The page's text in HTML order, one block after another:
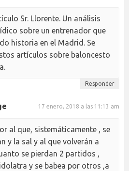
Sr. Llorente. Un análisis
sobre un entrenador que
historia en el Madrid. Se
artículos sobre baloncesto
Responder
17 enero, 2018 a las 11:13 am
al que, sistemáticamente , se
y la sal y al que volverán a
se pierdan 2 partidos ,
y se babea por otros ,a